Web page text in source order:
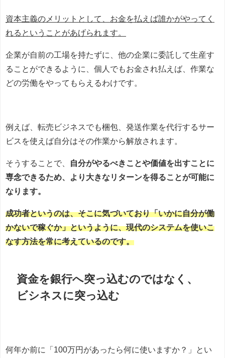
資本主義のメリットとして、お金を払えば誰かがやってく
れるということがあげられます。
企業が自前の工場を持たずに、他の企業に委託して生産す
ることができるように、個人でもお金され払えば、作業な
どの労働をやってもらえるわけです。
例えば、転売ビジネスでも梱包、発送作業を代行するサー
ビスを使えば自分はその作業から解放されます。
そうすることで、
自分がやるべきことや価値を出すことに
専念できるため、より大きなリターンを得ることが可能に
なります。
成功者というのは、そこに気づいており「いかに自分が働
かないで稼ぐか」というように、現代のシステムを使いこ
なす方法を常に考えているのです。
資金を銀行へ突っ込むのではなく、
ビシネスに突っ込む
何年か前に「100万円があったら何に使いますか？」とい